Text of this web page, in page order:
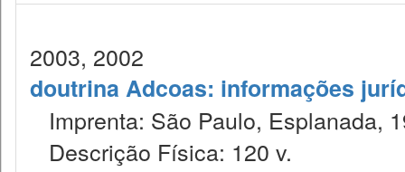
2003, 2002
doutrina Adcoas: informações
Imprenta: São Paulo, Esplanada,
Descrição Física: 120 v.